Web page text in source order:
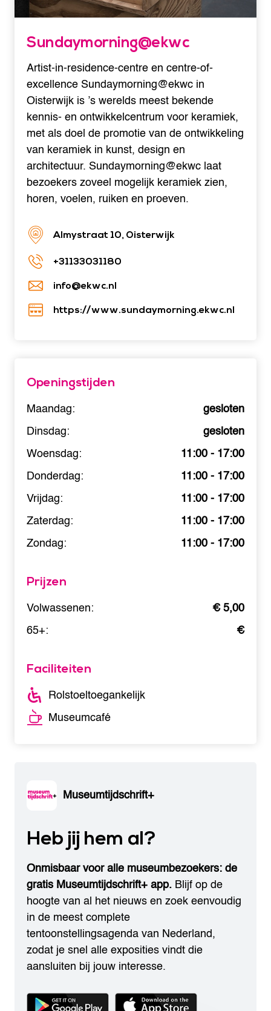
Sundaymorning@ekwc
Artist-in-residence-centre en centre-of-
excellence Sundaymorning@ekwc in
Oisterwijk is ’s werelds meest bekende
kennis- en ontwikkelcentrum voor keramiek,
met als doel de promotie van de ontwikkeling
van keramiek in kunst, design en
architectuur. Sundaymorning@ekwc laat
bezoekers zoveel mogelijk keramiek zien,
horen, voelen, ruiken en proeven.
Almystraat 10, Oisterwijk
+31133031180
info@ekwc.nl
https://www.sundaymorning.ekwc.nl
Openingstijden
Maandag:
gesloten
Dinsdag:
gesloten
Woensdag:
11:00 - 17:00
Donderdag:
11:00 - 17:00
Vrijdag:
11:00 - 17:00
Zaterdag:
11:00 - 17:00
Zondag:
11:00 - 17:00
Prijzen
Volwassenen:
€ 5,00
65+:
€
Faciliteiten
Rolstoeltoegankelijk
Museumcafé
Museumtijdschrift+
Heb jij hem al?
Onmisbaar voor alle museumbezoekers: de
gratis Museumtijdschrift+ app. Blijf op de
hoogte van al het nieuws en zoek eenvoudig
in de meest complete
tentoonstellingsagenda van Nederland,
zodat je snel alle exposities vindt die
aansluiten bij jouw interesse.